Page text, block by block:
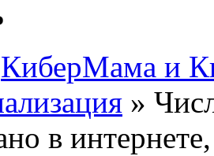
КиберМама и
»
в